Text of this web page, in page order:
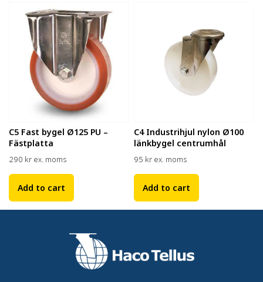
C5 Fast bygel Ø125 PU –
Fästplatta
290 kr ex. moms
Add to cart
C4 Industrihjul nylon Ø100
länkbygel centrumhål
95 kr ex. moms
Add to cart